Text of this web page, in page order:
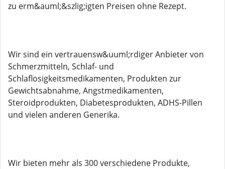
zu erm&auml;&szlig;igten Preisen ohne Rezept.
Wir sind ein vertrauensw&uuml;rdiger Anbieter von
Schmerzmitteln, Schlaf- und
Schlaflosigkeitsmedikamenten, Produkten zur
Gewichtsabnahme, Angstmedikamenten,
Steroidprodukten, Diabetesprodukten, ADHS-Pillen
und vielen anderen Generika.
Wir bieten mehr als 300 verschiedene Produkte,